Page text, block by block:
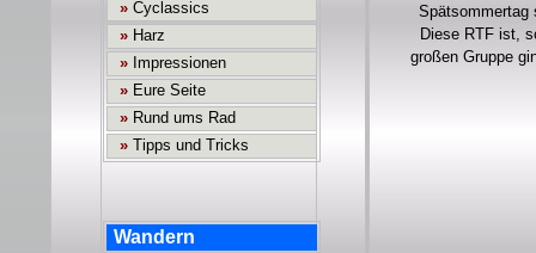
Spätsommertag
Diese RTF ist,
großen Gruppe